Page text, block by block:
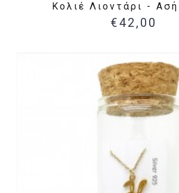
Κολιέ Λιοντάρι -
€42,00